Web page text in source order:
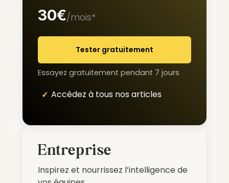
30€/mois*
Tester gratuitement
Essayez gratuitement pendant 7 jours
Accédez à tous nos articles
Entreprise
Inspirez et nourrissez l’intelligence de